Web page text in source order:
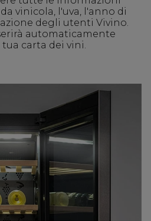
vinicola, l'uva, l'anno di
degli utenti Vivino.
automaticamente
carta dei vini.